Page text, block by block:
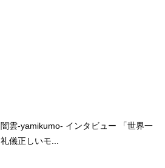
闇雲-yamikumo- インタビュー 「世界一
礼儀正しいモ...